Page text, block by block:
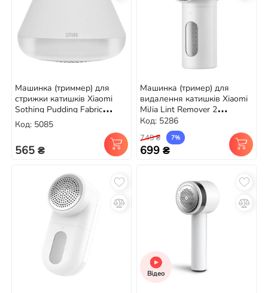
Машинка (триммер) для
стрижки катишків Xiaomi
Sothing Pudding Fabric
Shaver (DSHJ-S-2002)
Код: 5085
565 ₴
Машинка (тример) для
видалення катишків Xiaomi
MiJia Lint Remover 2
(MQXJQ01LF)
Код: 5286
749 ₴ 7%
699 ₴
Відео